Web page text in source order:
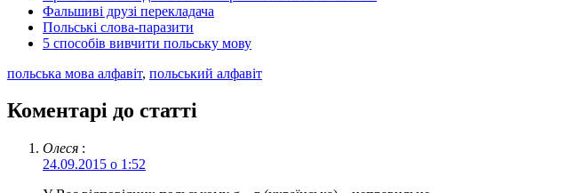
Фальшиві друзі перекладача
Польські слова-паразити
5 способів вивчити польську мову
польська мова алфавіт, польський алфавіт
Коментарі до статті
Олеся :
24.09.2015 о 1:52